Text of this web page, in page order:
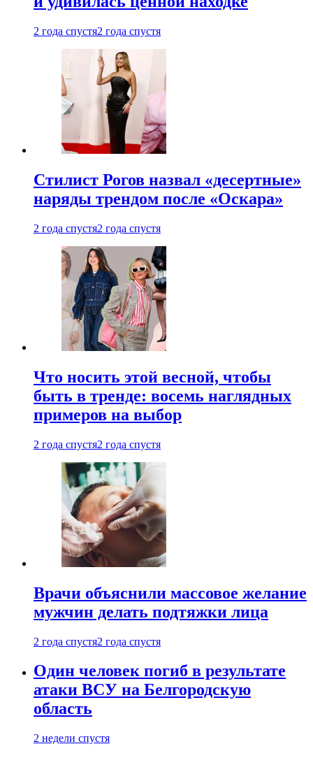
2 года спустя2 года спустя
Стилист Рогов назвал «десертные»
наряды трендом после «Оскара»
2 года спустя2 года спустя
Что носить этой весной, чтобы
быть в тренде: восемь наглядных
примеров на выбор
2 года спустя2 года спустя
Врачи объяснили массовое желание
мужчин делать подтяжки лица
2 года спустя2 года спустя
Один человек погиб в результате
атаки ВСУ на Белгородскую
область
2 недели спустя